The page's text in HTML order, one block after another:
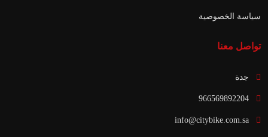
سياسة الخصوصية
تواصل معنا
جدة